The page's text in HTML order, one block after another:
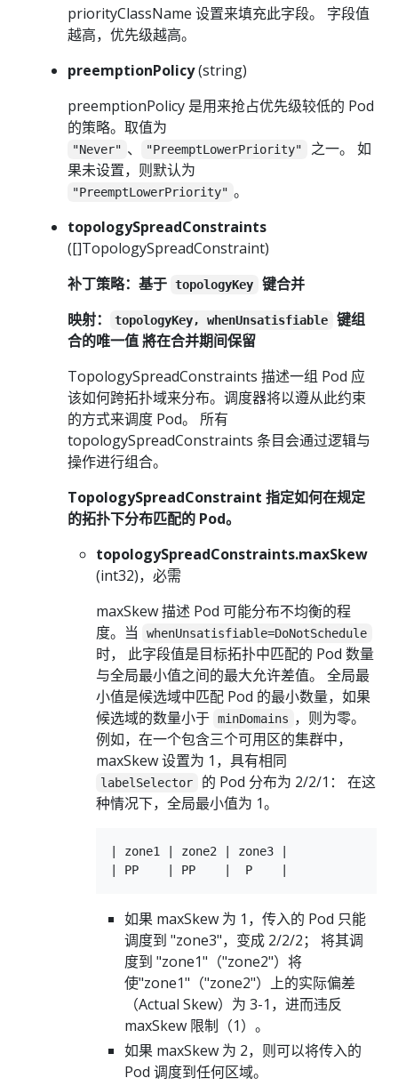
priorityClassName 设置来填充此字段。 字段值
越高，优先级越高。
preemptionPolicy(string)
preemptionPolicy 是用来抢占优先级较低的 Pod
的策略。取值为
"Never" 、 "PreemptLowerPriority"
之一。 如
果未设置，则默认为
"PreemptLowerPriority" 。
topologySpreadConstraints
([]TopologySpreadConstraint)
补丁策略：基于 topologyKey
键合并
映射：
topologyKey, whenUnsatisfiable
键组
合的唯一值 將在合并期间保留
TopologySpreadConstraints 描述一组 Pod 应
该如何跨拓扑域来分布。调度器将以遵从此约束
的方式来调度 Pod。 所有
topologySpreadConstraints 条目会通过逻辑与
操作进行组合。
TopologySpreadConstraint 指定如何在规定
的拓扑下分布匹配的 Pod。
topologySpreadConstraints.maxSkew
(int32)，必需
maxSkew 描述 Pod 可能分布不均衡的程
度。当
whenUnsatisfiable=DoNotSchedule
时， 此字段值是目标拓扑中匹配的 Pod 数量
与全局最小值之间的最大允许差值。 全局最
小值是候选域中匹配 Pod 的最小数量，如果
候选域的数量小于 minDomains ，则为零。
例如，在一个包含三个可用区的集群中，
maxSkew 设置为 1，具有相同
labelSelector
的 Pod 分布为 2/2/1： 在这
种情况下，全局最小值为 1。
| zone1 | zone2 | zone3 |
如果 maxSkew 为 1，传入的 Pod 只能
调度到 "zone3"，变成 2/2/2； 将其调
度到 "zone1"（"zone2"）将
使"zone1"（"zone2"）上的实际偏差
（Actual Skew）为 3-1，进而违反
maxSkew 限制（1）。
如果 maxSkew 为 2，则可以将传入的
Pod 调度到任何区域。